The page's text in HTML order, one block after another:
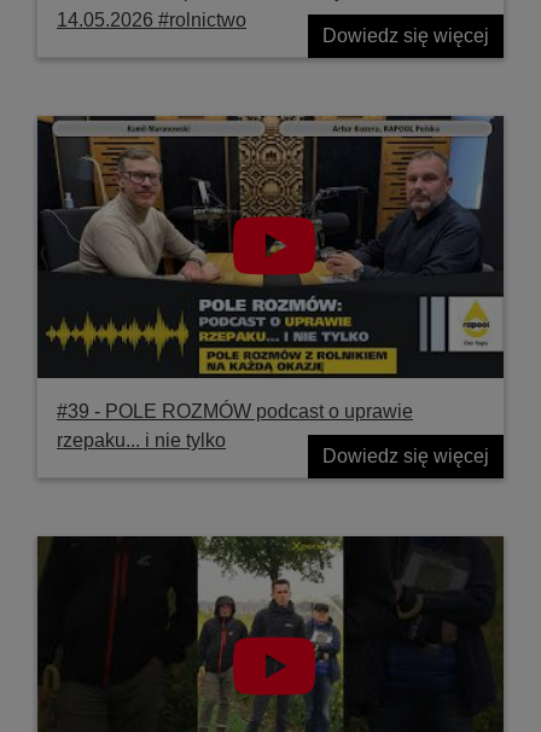
14.05.2026 #rolnictwo
Dowiedz się więcej
#39 ‐ POLE ROZMÓW podcast o uprawie
rzepaku... i nie tylko
Dowiedz się więcej